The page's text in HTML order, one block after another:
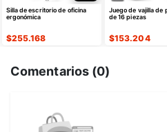
Silla de escritorio de oficina
ergonómica
$255.168
Juego de vajilla de
de 16 piezas
$153.204
Comentarios (0)